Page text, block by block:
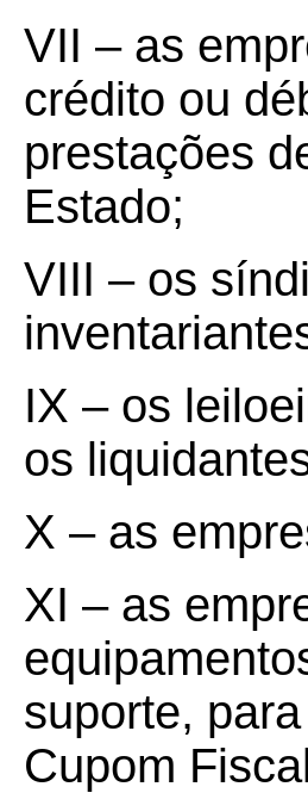
VII – as
crédito ou
prestações
Estado;
VIII – os
IX – os
os
X – as
XI – as
suporte,
Cupom